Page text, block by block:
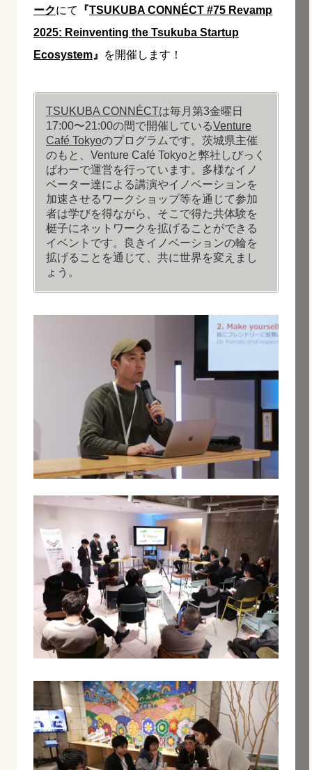
ークにて 『TSUKUBA CONNÉCT #75 Revamp
2025: Reinventing the Tsukuba Startup
Ecosystem 』 を開催します！
TSUKUBA CONNÉCTは毎月第3金曜日
17:00〜21:00の間で開催しているVenture
Café Tokyoのプログラムです。茨城県主催
のもと、Venture Café Tokyoと弊社しびっく
ぱわーで運営を行っています。多様なイノ
ベーター達による講演やイノベーションを
加速させるワークショップ等を通じて参加
者は学びを得ながら、そこで得た共体験を
梃子にネットワークを拡げることができる
イベントです。良きイノベーションの輪を
拡げることを通じて、共に世界を変えまし
ょう。